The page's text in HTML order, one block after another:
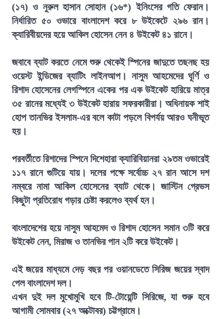
(১৭) ও নুরুল হাসান সোহান (১৬*) ইনিংসের গতি ফেরান।
নির্ধারিত ৫০ ওভারে বাংলাদেশ করে ৮ উইকেটে ২৯৬ রান।
ক্যারিবীয়দের হয়ে আকিল হোসেন নেন ৪ উইকেট ৪১ রানে।
জবাবে ব্যাট করতে নেমে শুরু থেকেই স্পিনের জাদুতে তছনছ হয়
ওয়েস্ট ইন্ডিজের ব্যাটিং লাইনআপ। নাসুম আহমেদের ঘূর্ণি ও
রিশাদ হোসেনের লেগস্পিনে একের পর এক উইকেট হারিয়ে মাত্র
৩৫ রানের মধ্যেই ৩ উইকেট হারায় সফরকারীরা। অধিনায়ক শাই
হোপ তানভির ইসলাম-এর বলে কাটা পড়লে বিপর্যয় আরও ঘনীভূত
হয়।
পরবর্তীতে রিশাদের স্পিনে দিশেহারা ক্যারিবিয়ানরা ২৯তম ওভারেই
১১৭ রানে গুটিয়ে যায়। দলের পক্ষে সর্বোচ্চ ২৭ রান আসে দশ
নম্বরে নামা আকিল হোসেনের ব্যাট থেকে। জাস্টিন গ্রেভস
কিছুটা প্রতিরোধ গড়ার চেষ্টা করলেও ব্যর্থ হন।
বাংলাদেশের হয়ে নাসুম আহমেদ ও রিশাদ হোসেন সমান ৩টি করে
উইকেট নেন, মিরাজ ও তানভির পান ২টি করে উইকেট।
এই জয়ের মাধ্যমে দেড় বছর পর ওয়ানডেতে সিরিজ জয়ের স্বাদ
পেল বাংলাদেশ দল।
এখন দুই দল মুখোমুখি হবে টি-টোয়েন্টি সিরিজে, যা শুরু হবে
আগামী সোমবার (২৭ অক্টোবর) চট্টগ্রামে।